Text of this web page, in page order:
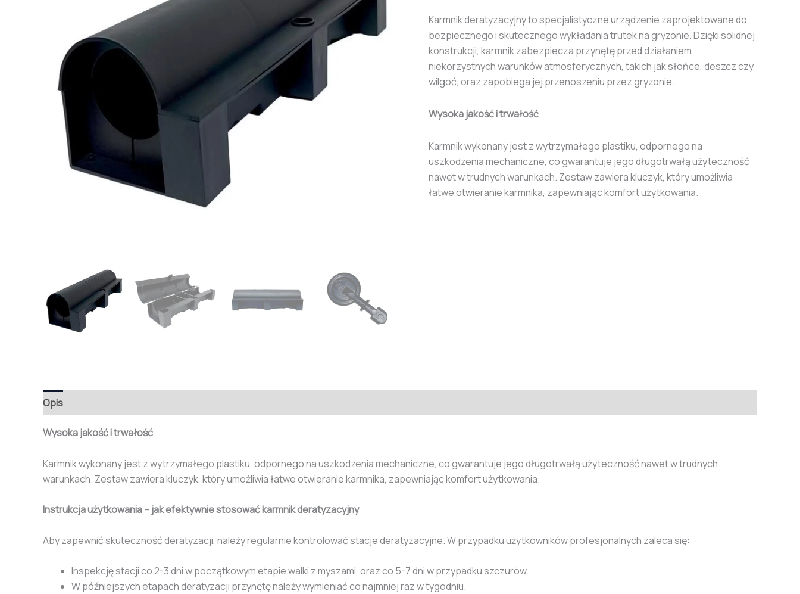
Karmnik deratyzacyjny to specjalistyczne urządzenie zaprojektowane do
bezpiecznego i skutecznego wykładania trutek na gryzonie. Dzięki solidnej
konstrukcji, karmnik zabezpiecza przynętę przed działaniem
niekorzystnych warunków atmosferycznych, takich jak słońce, deszcz czy
wilgoć, oraz zapobiega jej przenoszeniu przez gryzonie.
Wysoka jakość i trwałość
Karmnik wykonany jest z wytrzymałego plastiku, odpornego na
uszkodzenia mechaniczne, co gwarantuje jego długotrwałą użyteczność
nawet w trudnych warunkach. Zestaw zawiera kluczyk, który umożliwia
łatwe otwieranie karmnika, zapewniając komfort użytkowania.
Opis
Wysoka jakość i trwałość
Karmnik wykonany jest z wytrzymałego plastiku, odpornego na uszkodzenia mechaniczne, co gwarantuje jego długotrwałą użyteczność nawet w trudnych
warunkach. Zestaw zawiera kluczyk, który umożliwia łatwe otwieranie karmnika, zapewniając komfort użytkowania.
Instrukcja użytkowania – jak efektywnie stosować karmnik deratyzacyjny
Aby zapewnić skuteczność deratyzacji, należy regularnie kontrolować stacje deratyzacyjne. W przypadku użytkowników profesjonalnych zaleca się:
Inspekcję stacji co 2-3 dni w początkowym etapie walki z myszami, oraz co 5-7 dni w przypadku szczurów.
W późniejszych etapach deratyzacji przynętę należy wymieniać co najmniej raz w tygodniu.